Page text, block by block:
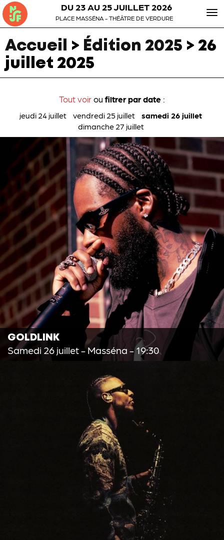
DU 23 AU 25 JUILLET 2026
PLACE MASSÉNA - THÉÂTRE DE VERDURE
Accueil > Édition 2025 > 26
juillet 2025
Tout voir oufiltrer par date :
jeudi 24 juillet vendredi 25 juillet
samedi 26 juillet
dimanche 27 juillet
GOLDLINK
Samedi 26 juillet- Masséna - 19:30